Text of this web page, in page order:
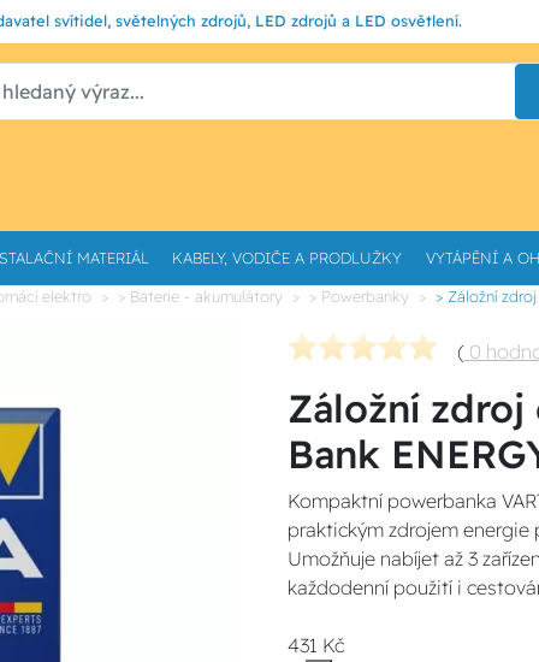
svítidel, světelných zdrojů, LED zdrojů a LED osvětlení.
MATERIÁL KABELY, VODIČE A PRODLUŽKY VYTÁPĚNÍ A
elektro > Baterie - akumulátory > Powerbanky > Záložní
( 0
Záložní zdroj
Bank
Kompaktní powerbanka
praktickým zdrojem energie
Umožňuje nabíjet až 3
každodenní použití i
431 Kč